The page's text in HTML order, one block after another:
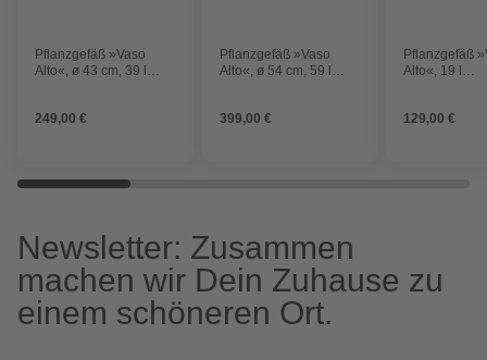
Pflanzgefäß »Vaso
Alto«, ø 43 cm, 39 l
249,00 €
Pflanzgefäß »Vaso
Alto«, ø 54 cm, 59 l
399,00 €
Pflanzgefäß
Alto«, 19 l
129,00 €
Newsletter: Zusammen
machen wir Dein Zuhause zu
einem schöneren Ort.